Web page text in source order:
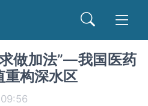
做加法”—我国医药
重构深水区